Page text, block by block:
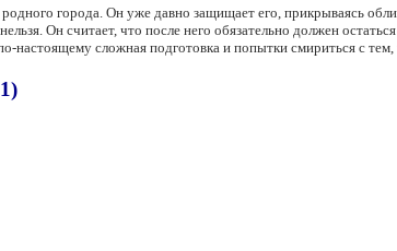
города. Он уже давно защищает его, прикрываясь
Он считает, что после него обязательно должен
настоящему сложная подготовка и попытки смириться с